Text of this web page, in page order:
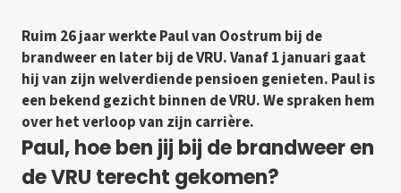
Ruim 26 jaar werkte Paul van Oostrum bij de
brandweer en later bij de VRU. Vanaf 1 januari gaat
hij van zijn welverdiende pensioen genieten. Paul is
een bekend gezicht binnen de VRU. We spraken hem
over het verloop van zijn carrière.
Paul, hoe ben jij bij de brandweer en
de VRU terecht gekomen?